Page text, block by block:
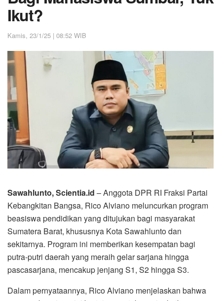
Ikut?
Kamis, 23/1/25 | 08:52 WIB
Sawahlunto, Scientia.id – Anggota DPR RI Fraksi Partai
Kebangkitan Bangsa, Rico Alviano meluncurkan program
beasiswa pendidikan yang ditujukan bagi masyarakat
Sumatera Barat, khususnya Kota Sawahlunto dan
sekitarnya. Program ini memberikan kesempatan bagi
putra-putri daerah yang meraih gelar sarjana hingga
pascasarjana, mencakup jenjang S1, S2 hingga S3.
Dalam pernyataannya, Rico Alviano menjelaskan bahwa